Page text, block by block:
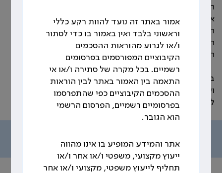
המעסיקים השונים, על הסכמים קיבוציים רבים המסדירים
את תנאי העבודה וזכויות הרופאים. כמו כן, התווספו במהלך
השנים פסקי בוררות, נספחים להסכמים קיבוציים, נהלים,
חוזרים ומכתבים אשר קובעים את תנאי העבודה וזכויות
הרופאים.
באתר זה ריכזנו את עיקר ההוראות ההסכמיות, שהוסדרו
ועוגנו בהסכמים הקיבוצים שנחתמו לאורך השנים, בהתאם
לנושאים שמפורטים בתפריט האתר.
אמור באתר זה נועד להוות רקע כללי
וראשוני בלבד ואין באמור בו כדי לסתור
ו/או לגרוע מהוראות ההסכמים
הקיבוציים המפורסמים בפרסומים
רשמיים. בכל מקרה של סתירה ו/או אי
התאמה בין האמור באתר לבין הוראות
ההסכמים הקיבוציים כפי שהתפרסמו
בפרסומיים רשמיים, הפרסום הרשמי
הוא הגובר.
אתר והמידע המופיע בו אינו מהווה
ייעוץ מקצועי, משפטי ו/או אחר ו/או
תחליף לייעוץ משפטי, מקצועי ו/או אחר